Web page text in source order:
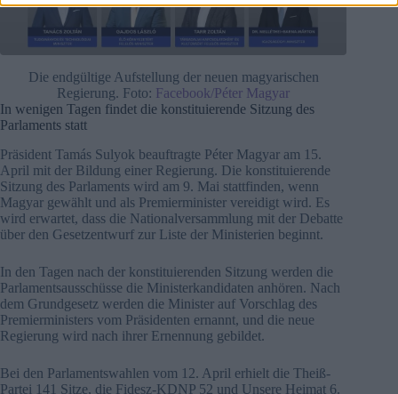
Die endgültige Aufstellung der neuen magyarischen
Regierung. Foto: Facebook/Péter Magyar
In wenigen Tagen findet die konstituierende Sitzung des
Parlaments statt
Präsident Tamás Sulyok beauftragte Péter Magyar am 15.
April mit der Bildung einer Regierung. Die konstituierende
Sitzung des Parlaments wird am 9. Mai stattfinden, wenn
Magyar gewählt und als Premierminister vereidigt wird. Es
wird erwartet, dass die Nationalversammlung mit der Debatte
über den Gesetzentwurf zur Liste der Ministerien beginnt.
In den Tagen nach der konstituierenden Sitzung werden die
Parlamentsausschüsse die Ministerkandidaten anhören. Nach
dem Grundgesetz werden die Minister auf Vorschlag des
Premierministers vom Präsidenten ernannt, und die neue
Regierung wird nach ihrer Ernennung gebildet.
Bei den Parlamentswahlen vom 12. April erhielt die Theiß-
Partei 141 Sitze, die Fidesz-KDNP 52 und Unsere Heimat 6.